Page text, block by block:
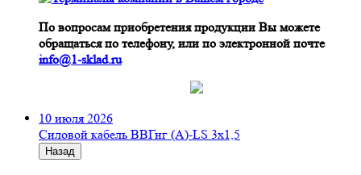
По вопросам приобретения продукции Вы можете
обращаться по телефону, или по электронной почте
info@1-sklad.ru
10 июля 2026
Cиловой кабель ВВГнг (A)-LS 3х1,5
Назад